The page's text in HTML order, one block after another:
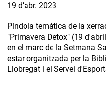
19 d’abr. 2023
Píndola temàtica de la
"Primavera Detox" (19
en el marc de la Setmana
estar organitzada per la
Llobregat i el Servei